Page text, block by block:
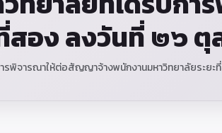
สอง ลงวันที่ ๒๖
ารพิจารณาให้ต่อสัญญาจ้างพนักงานมหาวิทยาลัยระ